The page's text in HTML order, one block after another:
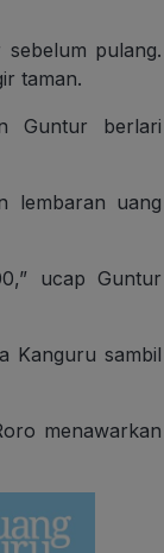
pulang.
taman.
Guntur berlari
lembaran uang
ucap Guntur
Kanguru sambil
menawarkan